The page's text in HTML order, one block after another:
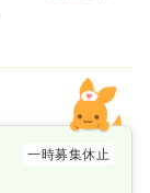
一時募集休止